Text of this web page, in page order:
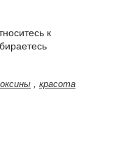
к
, красота